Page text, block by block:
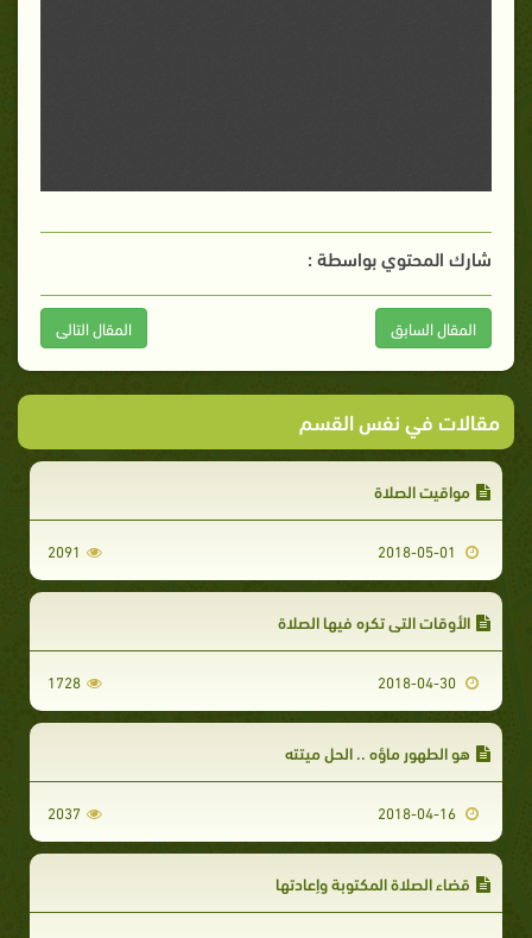
شارك المحتوي بواسطة :
المقال السابق المقال التالى
مقالات في نفس القسم
مواقيت الصلاة
2091
الأوقات التي تكره فيها الصلاة
1728
هو الطهور ماؤه .. الحل ميتته
2037
قضاء الصلاة المكتوبة وإعادتها